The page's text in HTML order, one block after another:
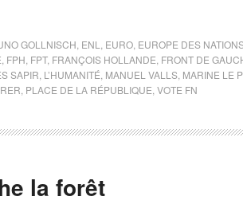
GOLLNISCH ENL EURO EUROPE DES
FPH FPT, FRANÇOIS HOLLANDE FRONT DE
SAPIR L’HUMANITÉ MANUEL VALLS MARINE LE
PLACE DE LA RÉPUBLIQUE VOTE FN
la forêt